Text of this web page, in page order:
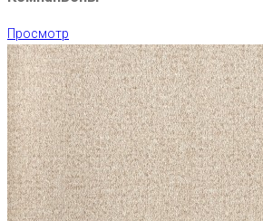
Просмотр